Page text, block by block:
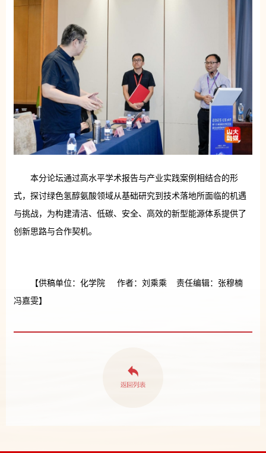
本分论坛通过高水平学术报告与产业实践案例相结合的形
式，探讨绿色氢醇氨酸领域从基础研究到技术落地所面临的机遇
与挑战，为构建清洁、低碳、安全、高效的新型能源体系提供了
创新思路与合作契机。
【供稿单位：化学院 作者：刘乘乘 责任编辑：张穆楠
冯嘉雯】